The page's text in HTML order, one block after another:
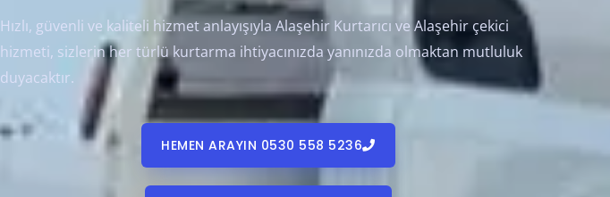
Hızlı, güvenli ve kaliteli hizmet anlayışıyla Alaşehir Kurtarıcı ve Alaşehir çekici
hizmeti, sizlerin her türlü kurtarma ihtiyacınızda yanınızda olmaktan mutluluk
duyacaktır.
HEMEN ARAYIN 0530 558 5236